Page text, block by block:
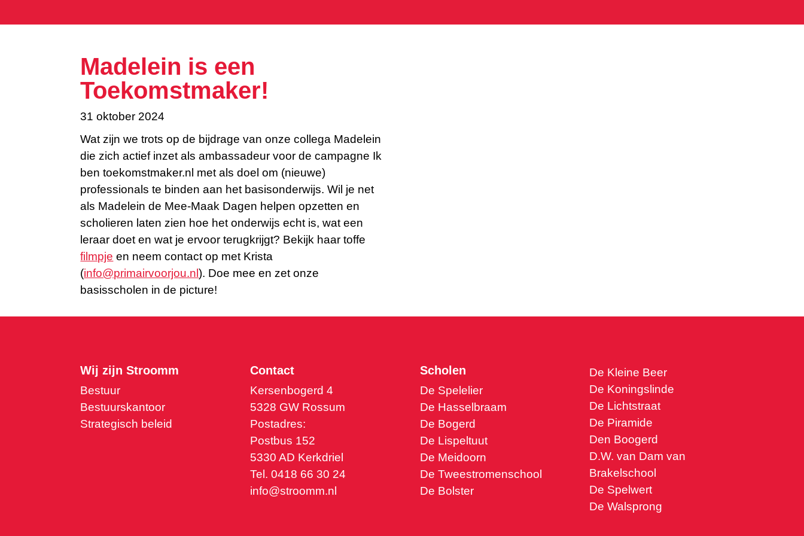
Madelein is een
Toekomstmaker!
31 oktober 2024
Wat zijn we trots op de bijdrage van onze collega Madelein
die zich actief inzet als ambassadeur voor de campagne Ik
ben toekomstmaker.nl met als doel om (nieuwe)
professionals te binden aan het basisonderwijs. Wil je net
als Madelein de Mee-Maak Dagen helpen opzetten en
scholieren laten zien hoe het onderwijs echt is, wat een
leraar doet en wat je ervoor terugkrijgt? Bekijk haar toffe
filmpje en neem contact op met Krista
(info@primairvoorjou.nl). Doe mee en zet onze
basisscholen in de picture!
Wij zijn Stroomm
Bestuur
Bestuurskantoor
Strategisch beleid
Contact
Kersenbogerd 4
5328 GW Rossum
Postadres:
Postbus 152
5330 AD Kerkdriel
Tel. 0418 66 30 24
info@stroomm.nl
Scholen
De Spelelier
De Hasselbraam
De Bogerd
De Lispeltuut
De Meidoorn
De Tweestromenschool
De Bolster
De Kleine Beer
De Koningslinde
De Lichtstraat
De Piramide
Den Boogerd
D.W. van Dam van
Brakelschool
De Spelwert
De Walsprong